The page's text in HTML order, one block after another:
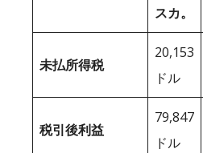
スカ。
未払所得税
20,153
ドル
税引後利益
79,847
ドル